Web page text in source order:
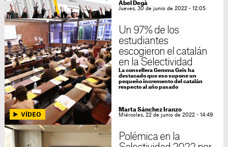
Abel Degà
Jueves, 30 de junio de 2022 - 12:05
Un 97% de los
estudiantes
escogieron el catalán
en la Selectividad
La consellera Gemma Geis ha
destacado que eso supone un
pequeño incremento del catalán
respecto al año pasado
Marta Sánchez Iranzo
Miércoles, 22 de junio de 2022 - 14:49
Polémica en la